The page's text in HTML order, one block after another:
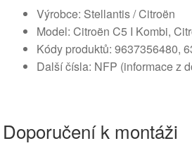
Výrobce: Stellantis / Citroën
Model: Citroën C5 I Kombi,
Kódy produktů: 9637356480,
Další čísla: NFP (informace z
Doporučení k montáži